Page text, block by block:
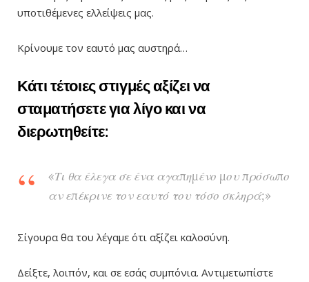
υποτιθέμενες ελλείψεις μας.
Κρίνουμε τον εαυτό μας αυστηρά…
Κάτι τέτοιες στιγμές αξίζει να
σταματήσετε για λίγο και να
διερωτηθείτε:
«Τι θα έλεγα σε ένα αγαπημένο μου πρόσωπο
αν επέκρινε τον εαυτό του τόσο σκληρά;»
Σίγουρα θα του λέγαμε ότι αξίζει καλοσύνη.
Δείξτε, λοιπόν, και σε εσάς συμπόνια. Αντιμετωπίστε